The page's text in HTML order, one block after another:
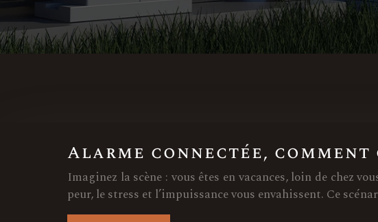
Alarme connectée,
Imaginez la scène : vous êtes en vacances, loin de chez
peur, le stress et l’impuissance vous envahissent. Ce